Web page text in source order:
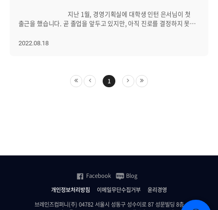
솔루션을 기획/분석/설계/개발/검수/유지보수를 담당하는 부서입니다.
그리고 새로운 솔루션이란 Infra에 기능을 추가하는 사업이 아니라,
들어, 고객 요구사항이 고객의 유저 사이트에 위치한 네트워크 장비를
NMS 콜렉터를 새로 개발해 NMS 매니저와 데이터를 주고받는
것입니다. 그리고 솔루션사업팀의 또 다른 역할은 Product
진화하고 있다는 것이 큰 자랑거리입니다. 그리고 제가 직접 기획하고
느낍니다. Q. 솔루션사업팀의 일하는 방식은 무엇인가요? 일하는
듣습니다. 그 다음, 필요한 부분이 무엇인지 끊임없이 분석하고
솔루션을 도출하기 위해 많은 사람을 만나고, 질문하고 답하고, 결정을
출근을 했습니다. 곧 졸업을 앞두고 있지만, 아직 진로를 결정하지 못해
있었다는데요. 은서님이 브레인즈컴퍼니에서 어떤 경험을 해봤길래,
브레인즈컴퍼니 경영기획실 HR인턴 박은서입니다. 벌써 약 두 달간의
인턴 생활이 끝나다니, 시간 참 빠른 것 같아요. Q. 인턴 기간 동안
‘YB(Young Brainz)’를 운영 중인데요. YB팀은 일주일에 한 번씩 회의를
열어 브레인즈컴퍼니의 기업문화를 개선해 나가고 있습니다. 이
회의에서 제가 자료를 서치하고 직접 만든 PPT로 발표할 기회를 가질 수
있었는데요. 넷플릭스가 구축한 새로운 기업문화에 대해 이야기하고,
2022.08.18
1
개인정보처리방침 이메일무단수집거부
윤리경영
브레인즈컴퍼니(주) 04782 서울시 성동구 성수이로 87 성문빌딩 8층
Facebook Blog